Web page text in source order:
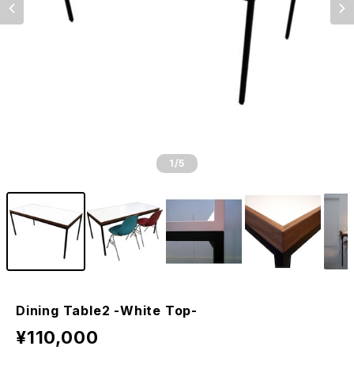
1 /5
Dining Table2 -White Top-
¥110,000